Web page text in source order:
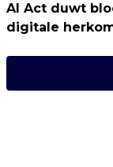
AI Act duwt
digitale